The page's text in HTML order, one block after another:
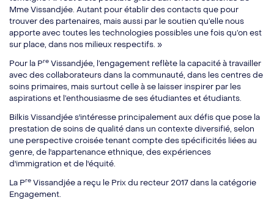
Mme Vissandjée. Autant pour établir des contacts que pour
trouver des partenaires, mais aussi par le soutien qu’elle nous
apporte avec toutes les technologies possibles une fois qu’on est
sur place, dans nos milieux respectifs. »
Pour la Pre Vissandjée, l’engagement reflète la capacité à travailler
avec des collaborateurs dans la communauté, dans les centres de
soins primaires, mais surtout celle à se laisser inspirer par les
aspirations et l’enthousiasme de ses étudiantes et étudiants.
Bilkis Vissandjée s'intéresse principalement aux défis que pose la
prestation de soins de qualité dans un contexte diversifié, selon
une perspective croisée tenant compte des spécificités liées au
genre, de l'appartenance ethnique, des expériences
d'immigration et de l'équité.
La Pre Vissandjée a reçu le Prix du recteur 2017 dans la catégorie
Engagement.